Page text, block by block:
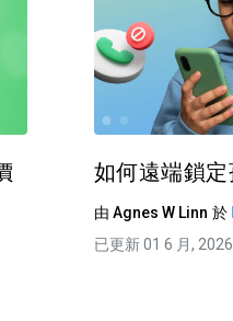
分享這篇文章
複製連接
如何遠端鎖
由 Agnes W Linn 於
已更新 01 6 月, 2026